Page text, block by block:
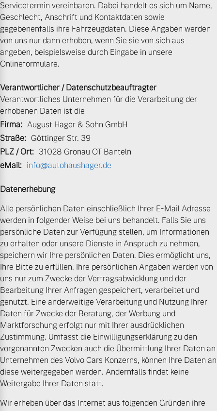
Aktuelle Zubehörangebote
Zubehörkatalog
Aktuelle Serviceangebote
Service by Volvo
Unsere News & Events
Servicetermin vereinbaren. Dabei handelt es sich um Name,
Geschlecht, Anschrift und Kontaktdaten sowie
gegebenenfalls ihre Fahrzeugdaten. Diese Angaben werden
von uns nur dann erhoben, wenn Sie sie von sich aus
angeben, beispielsweise durch Eingabe in unsere
Onlineformulare.
Verantwortlicher / Datenschutzbeauftragter
Verantwortliches Unternehmen für die Verarbeitung der
erhobenen Daten ist die
Firma: August Hager & Sohn GmbH
Straße: Göttinger Str. 39
PLZ / Ort: 31028 Gronau OT Banteln
eMail: info@autohaushager.de
Datenerhebung
Alle persönlichen Daten einschließlich Ihrer E-Mail Adresse
werden in folgender Weise bei uns behandelt. Falls Sie uns
persönliche Daten zur Verfügung stellen, um Informationen
zu erhalten oder unsere Dienste in Anspruch zu nehmen,
speichern wir Ihre persönlichen Daten. Dies ermöglicht uns,
Ihre Bitte zu erfüllen. Ihre persönlichen Angaben werden von
uns nur zum Zwecke der Vertragsabwicklung und der
Bearbeitung Ihrer Anfragen gespeichert, verarbeitet und
genutzt. Eine anderweitige Verarbeitung und Nutzung Ihrer
Daten für Zwecke der Beratung, der Werbung und
Marktforschung erfolgt nur mit Ihrer ausdrücklichen
Zustimmung. Umfasst die Einwilligungserklärung zu den
vorgenannten Zwecken auch die Übermittlung Ihrer Daten an
Unternehmen des Volvo Cars Konzerns, können Ihre Daten an
diese weitergegeben werden. Andernfalls findet keine
Weitergabe Ihrer Daten statt.
Wir erheben über das Internet aus folgenden Gründen ihre